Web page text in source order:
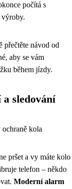
počítá s
výroby.
přečtěte návod od
aby se vám
během jízdy.
sledování
kola
pršet a vy máte kolo
telefon – někdo
Moderní alarm